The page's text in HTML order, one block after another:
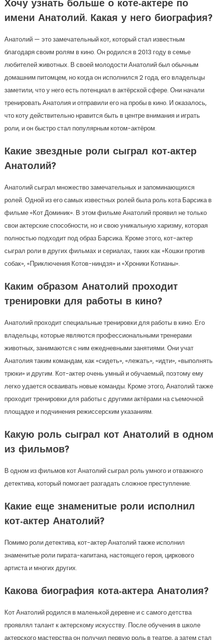
Хочу узнать больше о коте-актере по
имени Анатолий. Какая у него биография?
Анатолий — это замечательный кот, который стал известным
благодаря своим ролям в кино. Он родился в 2013 году в семье
любителей животных. В своей молодости Анатолий был обычным
домашним питомцем, но когда он исполнился 2 года, его владельцы
заметили, что у него есть потенциал в актёрской сфере. Они начали
тренировать Анатолия и отправили его на пробы в кино. И оказалось,
что коту действительно нравится быть в центре внимания и играть
роли, и он быстро стал популярным котом-актёром.
Какие звездные роли сыграл кот-актер
Анатолий?
Анатолий сыграл множество замечательных и запоминающихся
ролей. Одной из его самых известных ролей была роль кота Барсика в
фильме «Кот Доминик». В этом фильме Анатолий проявил не только
свои актерские способности, но и свою уникальную харизму, которая
полностью подходит под образ Барсика. Кроме этого, кот-актер
сыграл роли в других фильмах и сериалах, таких как «Кошки против
собак», «Приключения Котов-ниндзя» и «Хроники Котианы».
Каким образом Анатолий проходит
тренировки для работы в кино?
Анатолий проходит специальные тренировки для работы в кино. Его
владельцы, которые являются профессиональными тренерами
животных, занимаются с ним ежедневными занятиями. Они учат
Анатолия таким командам, как «сидеть», «лежать», «идти», «выполнять
трюки» и другим. Кот-актер очень умный и обучаемый, поэтому ему
легко удается осваивать новые команды. Кроме этого, Анатолий также
проходит тренировки для работы с другими актёрами на съемочной
площадке и подчинения режиссерским указаниям.
Какую роль сыграл кот Анатолий в одном
из фильмов?
В одном из фильмов кот Анатолий сыграл роль умного и отважного
детектива, который помогает разгадать сложное преступление.
Какие еще знаменитые роли исполнил
кот-актер Анатолий?
Помимо роли детектива, кот-актер Анатолий также исполнил
знаменитые роли пирата-капитана, настоящего героя, циркового
артиста и многих других.
Какова биография кота-актера Анатолия?
Кот Анатолий родился в маленькой деревне и с самого детства
проявлял талант к актерскому искусству. После обучения в школе
актерского мастерства он получил первую роль в театре, а затем стал